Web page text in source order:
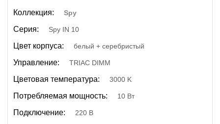
Коллекция: Spy
Серия: Spy IN 10
Цвет корпуса: белый + серебристый
Управление: TRIAC DIMM
Цветовая температура: 3000 K
Потребляемая мощность: 10 Вт
Подключение: 220 В